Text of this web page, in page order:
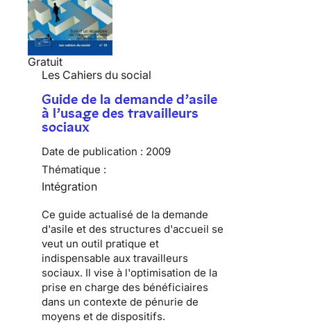
Gratuit
Les Cahiers du social
Guide de la demande d’asile
à l’usage des travailleurs
sociaux
Date de publication : 2009
Thématique :
Intégration
Ce guide actualisé de la demande
d'asile et des structures d'accueil se
veut un outil pratique et
indispensable aux travailleurs
sociaux. Il vise à l'optimisation de la
prise en charge des bénéficiaires
dans un contexte de pénurie de
moyens et de dispositifs.